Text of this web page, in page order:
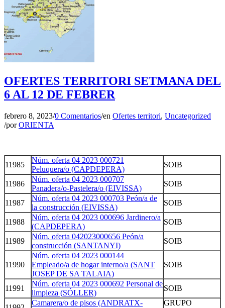
OFERTES TERRITORI SETMANA DEL
6 AL 12 DE FEBRER
febrero 8, 2023/0 Comentarios/en Ofertes territori, Uncategorized
/porORIENTA
11985
Núm. oferta 04 2023 000721
Peluquera/o (CAPDEPERA)
SOIB
11986
Núm. oferta 04 2023 000707
Panadera/o-Pastelera/o (EIVISSA)
SOIB
11987
Núm. oferta 04 2023 000703 Peón/a de
la construcción (EIVISSA)
SOIB
11988
Núm. oferta 04 2023 000696 Jardinero/a
(CAPDEPERA)
SOIB
11989
Núm. oferta 042023000656 Peón/a
construcción (SANTANYI)
SOIB
11990
Núm. oferta 04 2023 000144
Empleado/a de hogar interno/a (SANT
JOSEP DE SA TALAIA)
SOIB
11991
Núm. oferta 04 2023 000692 Personal de
limpieza (SÓLLER)
SOIB
Camarera/o de pisos (ANDRATX-
GRUPO